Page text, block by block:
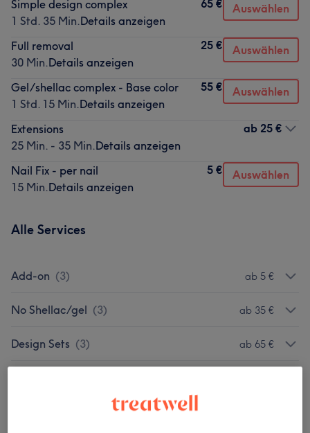
Simple design complex
1 Std. 35 Min.Details anzeigen
65 € Auswählen
Full removal
30 Min.Details anzeigen
25 € Auswählen
Gel/shellac complex - Base color
1 Std. 15 Min.Details anzeigen
55 € Auswählen
Extensions
25 Min. - 35 Min.Details anzeigen
ab 25 €
Nail Fix - per nail
15 Min.Details anzeigen
5 € Auswählen
Alle Services
Add-on (3) ab 5 €
No Shellac/gel (3) ab 35 €
Design Sets (3) ab 65 €